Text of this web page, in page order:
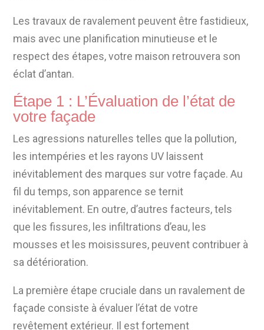
Les travaux de ravalement peuvent être fastidieux,
mais avec une planification minutieuse et le
respect des étapes, votre maison retrouvera son
éclat d’antan.
Étape 1 : L’Évaluation de l’état de
votre façade
Les agressions naturelles telles que la pollution,
les intempéries et les rayons UV laissent
inévitablement des marques sur votre façade. Au
fil du temps, son apparence se ternit
inévitablement. En outre, d’autres facteurs, tels
que les fissures, les infiltrations d’eau, les
mousses et les moisissures, peuvent contribuer à
sa détérioration.
La première étape cruciale dans un ravalement de
façade consiste à évaluer l’état de votre
revêtement extérieur. Il est fortement